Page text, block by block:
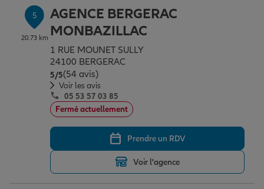
5
20.73 km
AGENCE BERGERAC
MONBAZILLAC
1 RUE MOUNET SULLY
24100 BERGERAC
5/5Note de 5 sur 5
(54 avis)
Voir les avis
05 53 57 03 85
Fermé actuellement
Prendre un RDV
Voir l'agence